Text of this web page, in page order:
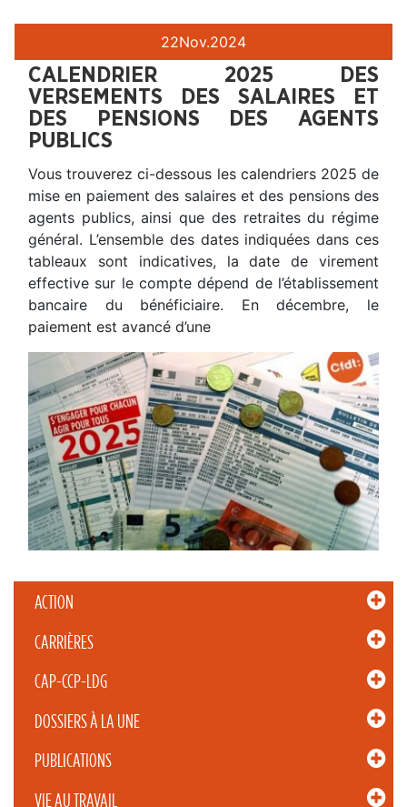
ACTION
CARRIÈRES
CAP-CCP-LDG
DOSSIERS À LA UNE
PUBLICATIONS
VIE AU TRAVAIL
22Nov.2024
CALENDRIER 2025 DES
VERSEMENTS DES SALAIRES ET
DES PENSIONS DES AGENTS
PUBLICS
Vous trouverez ci-dessous les calendriers 2025 de
mise en paiement des salaires et des pensions des
agents publics, ainsi que des retraites du régime
général. L’ensemble des dates indiquées dans ces
tableaux sont indicatives, la date de virement
effective sur le compte dépend de l’établissement
bancaire du bénéficiaire. En décembre, le
paiement est avancé d’une